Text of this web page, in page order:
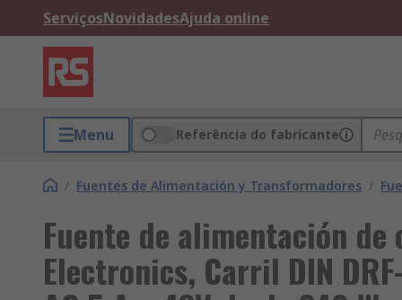
ServiçosNovidadesAjuda online
Menu Referência do fabricante
/ Fuentes de Alimentación y Transformadores /
Fuente de alimentación
Electronics, Carril DIN